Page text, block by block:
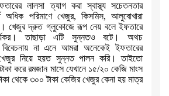
লালসা ত্যাগ করা স্বাস্থ্য সচেতনতার
অধিক পরিমাণে খেজুর, কিসমিস,আলুবোখারা
খেজুর দ্রুত গ্লুকোজে রূপ নেয় বলে ইফতারে
তাছাড়া
এটি সুন্নতও বটে। অথচ
বিবেচনায় না এনে আমরা অনেকেই ইফতারের
নিয়ে হয়ত সুন্নত পালন করি। তাইতো
করে রমজান মাসে যেখানে ১৫/২০ কেজি মাংস
থেকে ৩০০ টাকা কেজির খেজুর কেনা হয় মাত্র